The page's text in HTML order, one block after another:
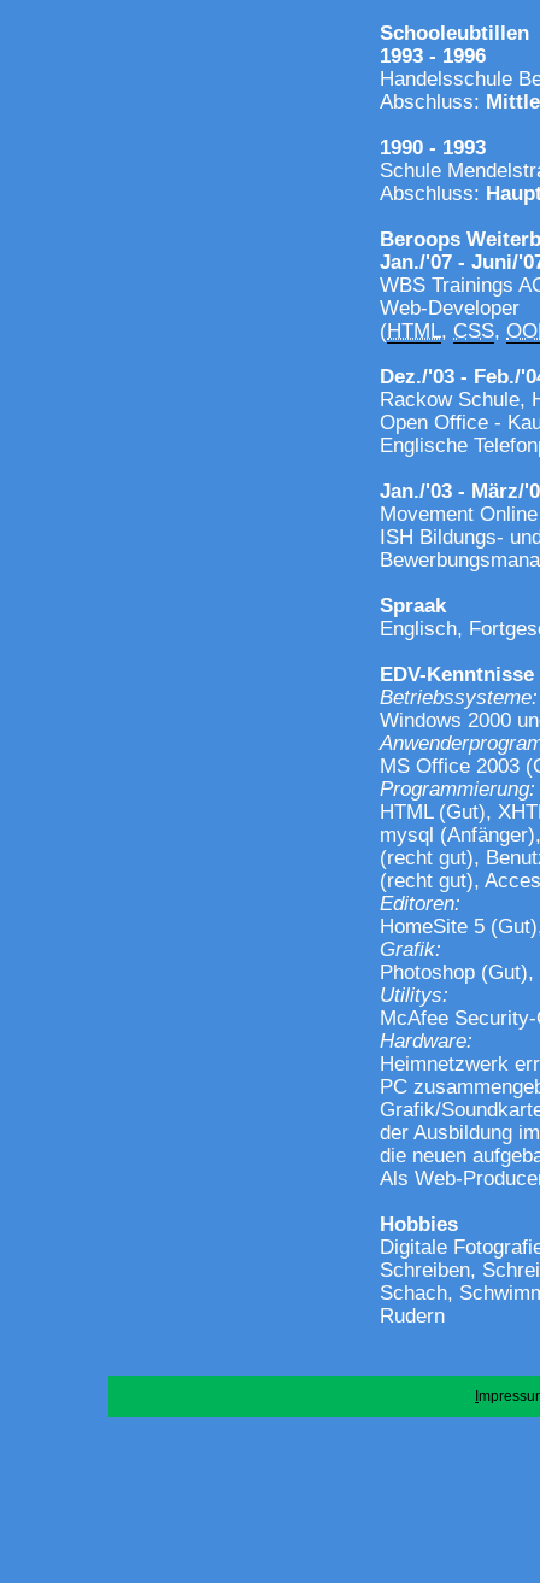
Schooleubtillen
1993 - 1996
Handelsschule
Abschluss:
1990 - 1993
Schule
Abschluss:
Beroops
Jan./'07 - Juni/
WBS Trainings
Web-Developer
(HTML, CSS,
Dez./'03 - Feb./
Rackow Schule,
Open Office -
Englische
Jan./'03 - März/
Movement Online
ISH Bildungs-
Spraak
Englisch,
EDV-Kenntnisse
Betriebssysteme:
Windows 2000
MS Office 2003
Programmierung:
HTML (Gut),
mysql
(recht gut),
(recht gut),
Editoren:
HomeSite 5
Grafik:
Photoshop
Utilitys:
McAfee
Hardware:
Heimnetzwerk
PC
Grafik/
der Ausbildung
die neuen
Als Web-
Hobbies
Digitale
Schreiben,
Schach,
Rudern